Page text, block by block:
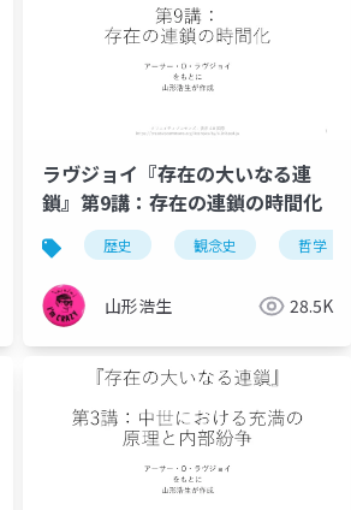
充満の原理 プラトン 異世界性
ラヴジョイ『存在の大いなる連
鎖』第9講：存在の連鎖の時間化
歴史 観念史 哲学
山形浩生 28.5K